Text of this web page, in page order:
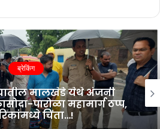
ब्रेकिंग
माझा एरंडोल मतदारसंघासाठी
विशेष मदत पॅकेज” जाहीर करा –
अमोलदादा पाटील यांची
मागणी…!